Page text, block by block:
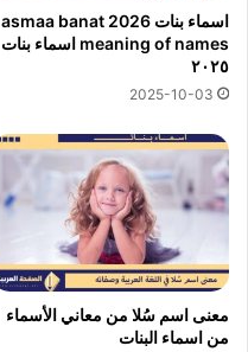
اسماء بنات 2026 asmaa banat
meaning of names اسماء بنات
٢٠٢٥
2025-10-03
معنى اسم سُلا من معاني الأسماء
من اسماء البنات